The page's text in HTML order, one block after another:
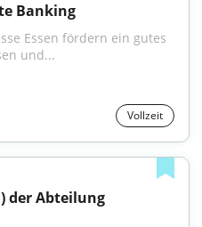
Banking
Essen fördern ein gutes
und...
Vollzeit
der Abteilung